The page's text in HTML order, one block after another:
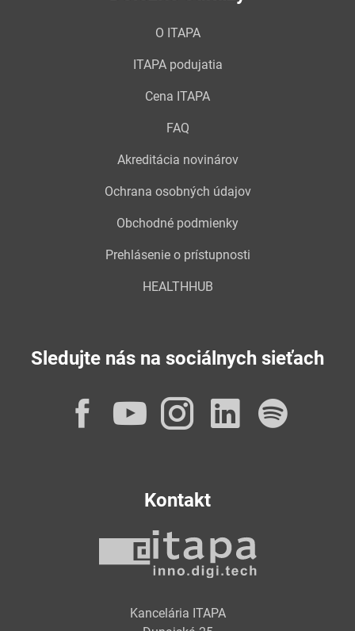
O ITAPA
ITAPA podujatia
Cena ITAPA
FAQ
Akreditácia novinárov
Ochrana osobných údajov
Obchodné podmienky
Prehlásenie o prístupnosti
HEALTHHUB
Sledujte nás na sociálnych sieťach
Facebook
YouTube
Instagram
Kontakt
Kancelária ITAPA